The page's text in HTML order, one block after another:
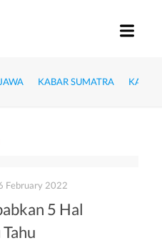
KABAR SUMATRA
February 2022
5 Hal